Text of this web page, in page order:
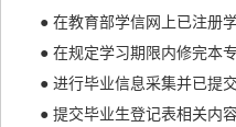
● 在教育部学信网上已注册
● 在规定学习期限内修完本
● 进行毕业信息采集并已提
● 提交毕业生登记表相关内容